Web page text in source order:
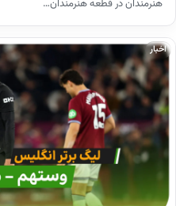
هنرمندان در قطعه هنرمندان…
اخبار